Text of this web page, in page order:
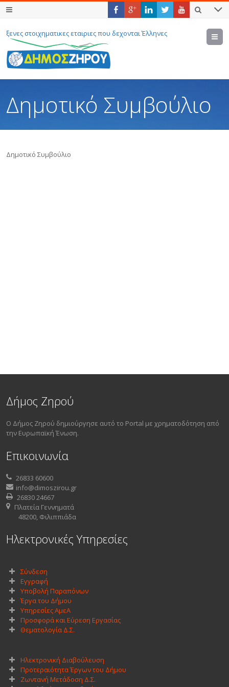
ξενες στοιχηματικες εταιριες που δεχονται Έλληνες
Δημοτικό Συμβούλιο
Δημοτικό Συμβούλιο
Δήμος Ζηρού
Ο Δήμος Ζηρού δημιούργησε αυτό το Portal με χρηματοδότηση από
την Ευρωπαϊκή Ένωση.
Επικοινωνία
26833 60600
info@dimoszirou.gr
26830 24667
Πλατεία Γεννηματά
48200, Φιλιππιάδα
Ηλεκτρονικές Υπηρεσίες
Σύνδεση
Εγγραφή
Υποβολή Παραπόνων
Έργα του Δήμου
Υπηρεσίες ΑμεΑ
Προσφορά και Εύρεση Εργασίας
Θεματολογία Δ.Σ.
Ηλεκτρονική Διαβούλευση
Προτεραιότητα Έργων του Δήμου
Ζωντανή Μετάδοση Δ.Σ.